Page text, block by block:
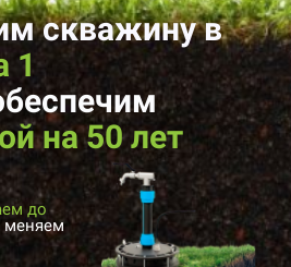
скважину в
1
на 50 лет
до
меняем